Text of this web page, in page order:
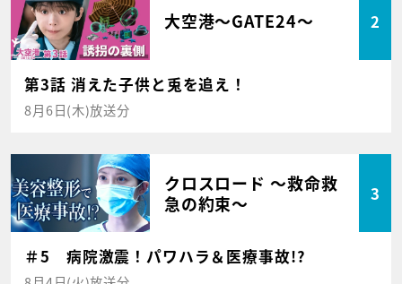
大空港～GATE24～ 2
第3話 消えた子供と兎を追え！
8月6日(木)放送分
クロスロード ～救命救
急の約束～
3
＃5 病院激震！パワハラ＆医療事故!?